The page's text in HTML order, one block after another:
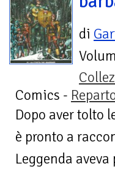
di
Comics -
Dopo aver tolto
è pronto a
Leggenda